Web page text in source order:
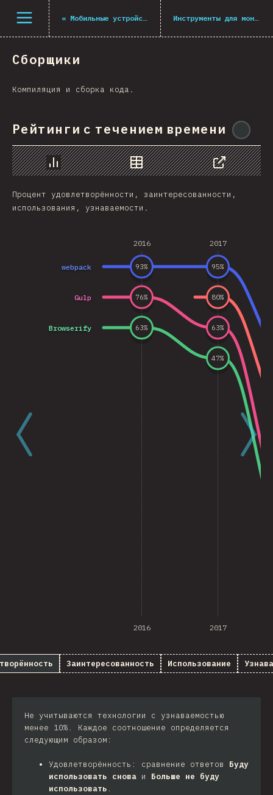
Открыть меню
« Мобильные устройства и десктоп Инструменты для монорепозиториев
Сборщики
Компиляция и сборка кода.
Рейтинги с течением времени
График Данные
Поделиться
Процент удовлетворённости, заинтересованности,
использования, узнаваемости.
2016 2017
2016 2017
webpack
Gulp
Browserify
93% 95%
76%
63%
80%
63%
47%
Заинтересованность Использование
Не учитываются технологии с узнаваемостью
менее 10%. Каждое соотношение определяется
следующим образом:
Удовлетворённость: сравнение ответов Буду
использовать снова и Больше не буду
использовать .
Navigated to The State of JS 2021